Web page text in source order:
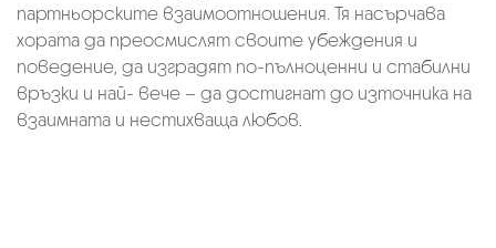
партньорските взаимоотношения. Тя насърчава
хората да преосмислят своите убеждения и
поведение, да изградят по-пълноценни и стабилни
връзки и най- вече – да достигнат до източника на
взаимната и нестихваща любов.